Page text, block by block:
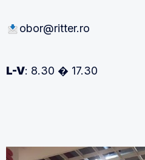
obor@ritter.ro
L-V: 8.30 � 17.30